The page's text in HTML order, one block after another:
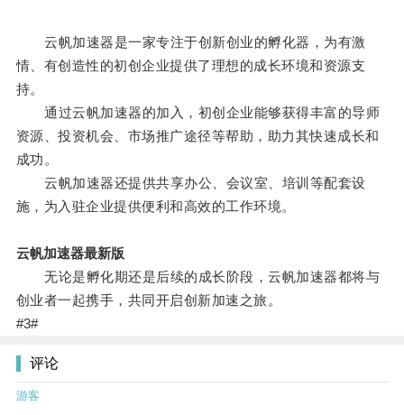
云帆加速器是一家专注于创新创业的孵化器，为有激
情、有创造性的初创企业提供了理想的成长环境和资源支
持。
通过云帆加速器的加入，初创企业能够获得丰富的导师
资源、投资机会、市场推广途径等帮助，助力其快速成长和
成功。
云帆加速器还提供共享办公、会议室、培训等配套设
施，为入驻企业提供便利和高效的工作环境。
云帆加速器最新版
无论是孵化期还是后续的成长阶段，云帆加速器都将与
创业者一起携手，共同开启创新加速之旅。
#3#
评论
游客